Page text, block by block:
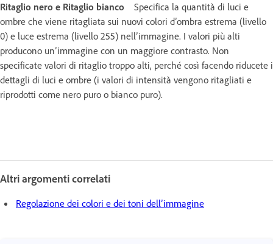
Ritaglio nero e Ritaglio bianco
Specifica la quantità di luci e
ombre che viene ritagliata sui nuovi colori d’ombra estrema (livello
0) e luce estrema (livello 255) nell’immagine. I valori più alti
producono un’immagine con un maggiore contrasto. Non
specificate valori di ritaglio troppo alti, perché così facendo riducete i
dettagli di luci e ombre (i valori di intensità vengono ritagliati e
riprodotti come nero puro o bianco puro).
Altri argomenti correlati
Regolazione dei colori e dei toni dell’immagine